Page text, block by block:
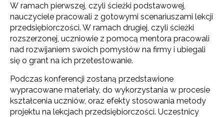
W ramach pierwszej, czyli ścieżki podstawowej,
nauczyciele pracowali z gotowymi scenariuszami lekcji
przedsiębiorczości. W ramach drugiej, czyli ścieżki
rozszerzonej, uczniowie z pomocą mentora pracowali
nad rozwijaniem swoich pomysłów na firmy i ubiegali
się o grant na ich przetestowanie.
Podczas konferencji zostaną przedstawione
wypracowane materiały, do wykorzystania w procesie
kształcenia uczniów, oraz efekty stosowania metody
projektu na lekcjach przedsiębiorczości. Uczestnicy